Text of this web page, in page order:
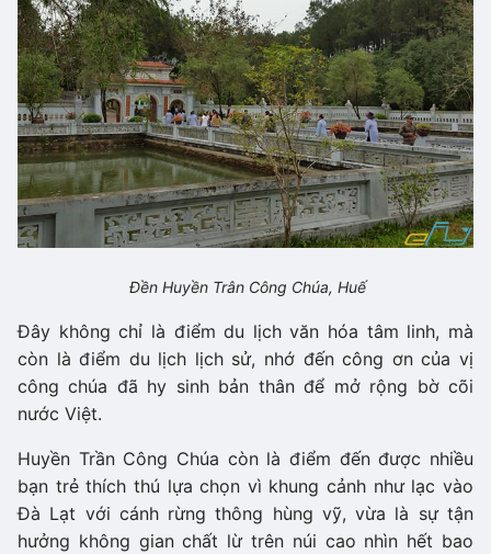
Đền Huyền Trân Công Chúa, Huế
Đây không chỉ là điểm du lịch văn hóa tâm linh, mà
còn là điểm du lịch lịch sử, nhớ đến công ơn của vị
công chúa đã hy sinh bản thân để mở rộng bờ cõi
nước Việt.
Huyền Trần Công Chúa còn là điểm đến được nhiều
bạn trẻ thích thú lựa chọn vì khung cảnh như lạc vào
Đà Lạt với cánh rừng thông hùng vỹ, vừa là sự tận
hưởng không gian chất lừ trên núi cao nhìn hết bao